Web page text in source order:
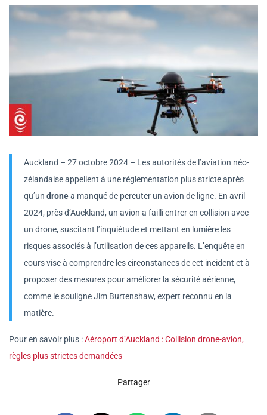
Auckland – 27 octobre 2024 – Les autorités de l’aviation néo-
zélandaise appellent à une réglementation plus stricte après
qu’un dronea manqué de percuter un avion de ligne. En avril
2024, près d’Auckland, un avion a failli entrer en collision avec
un drone, suscitant l’inquiétude et mettant en lumière les
risques associés à l’utilisation de ces appareils. L’enquête en
cours vise à comprendre les circonstances de cet incident et à
proposer des mesures pour améliorer la sécurité aérienne,
comme le souligne Jim Burtenshaw, expert reconnu en la
matière.
Pour en savoir plus :Aéroport d’Auckland : Collision drone-avion,
règles plus strictes demandées
Partager